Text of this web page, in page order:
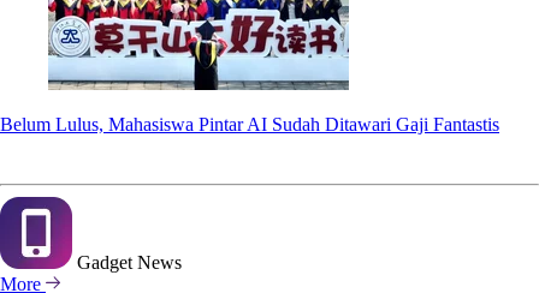
Belum Lulus, Mahasiswa Pintar AI Sudah Ditawari Gaji Fantastis
Gadget News
More